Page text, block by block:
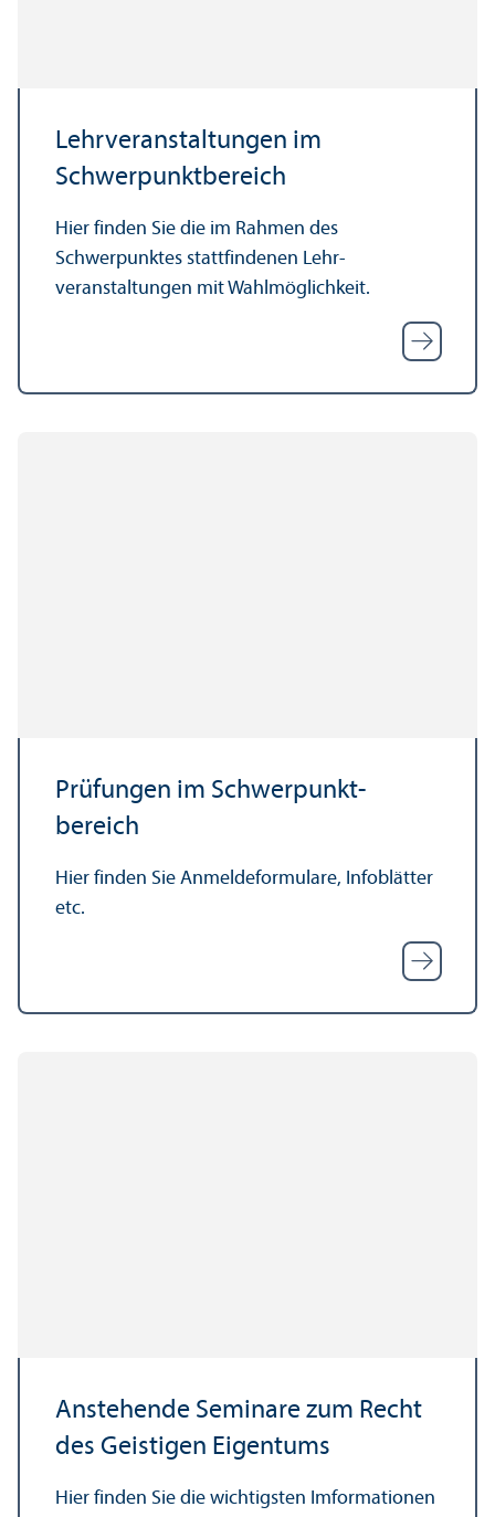
Lehr­veranstaltungen im
Schwerpunkt­bereich
Hier finden Sie die im Rahmen des
Schwerpunktes stattfindenen Lehr­
veranstaltungen mit Wahl­möglichkeit.
Prüfungen im Schwerpunkt­
bereich
Hier finden Sie Anmeldeformulare, Infoblätter
etc.
Anstehende Seminare zum Recht
des Geistigen Eigentums
Hier finden Sie die wichtigsten Imformationen